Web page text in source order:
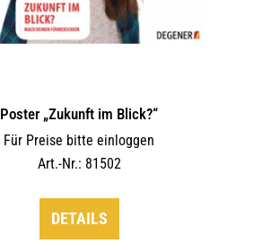
Poster „Zukunft im Blick?“
Für Preise bitte einloggen
Art.-Nr.: 81502
DETAILS